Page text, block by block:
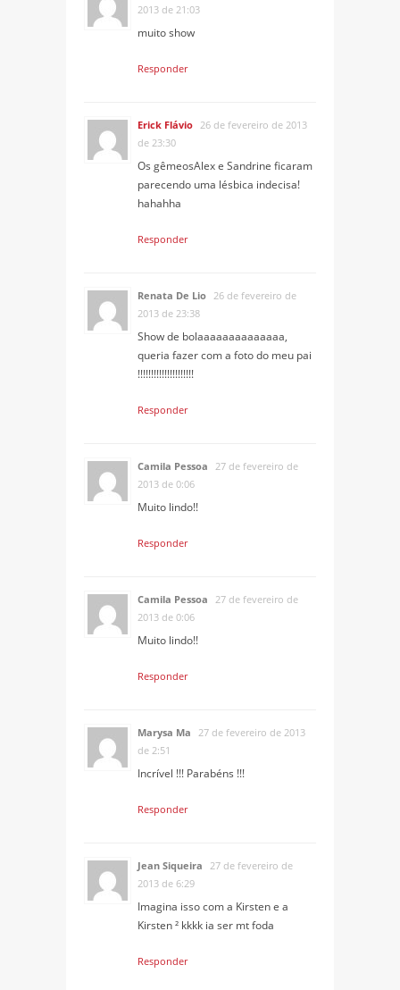
2013 de 21:03
muito show
Responder
Erick Flávio 26 de fevereiro de 2013
de 23:30
Os gêmeosAlex e Sandrine ficaram
parecendo uma lésbica indecisa!
hahahha
Responder
Renata De Lio 26 de fevereiro de
2013 de 23:38
Show de bolaaaaaaaaaaaaaa,
queria fazer com a foto do meu pai
!!!!!!!!!!!!!!!!!!!!!
Responder
Camila Pessoa 27 de fevereiro de
2013 de 0:06
Muito lindo!!
Responder
Camila Pessoa 27 de fevereiro de
2013 de 0:06
Muito lindo!!
Responder
Marysa Ma 27 de fevereiro de 2013
de 2:51
Incrível !!! Parabéns !!!
Responder
Jean Siqueira 27 de fevereiro de
2013 de 6:29
Imagina isso com a Kirsten e a
Kirsten ² kkkk ia ser mt foda
Responder